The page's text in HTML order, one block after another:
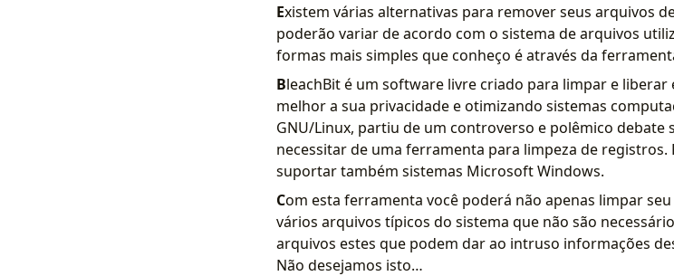
Existem várias alternativas para remover seus arquivos
poderão variar de acordo com o sistema de arquivos
formas mais simples que conheço é através da
BleachBit é um software livre criado para limpar e liberar
melhor a sua privacidade e otimizando sistemas
GNU/Linux, partiu de um controverso e polêmico debate
necessitar de uma ferramenta para limpeza de
suportar também sistemas Microsoft Windows.
Com esta ferramenta você poderá não apenas limpar
vários arquivos típicos do sistema que não são
arquivos estes que podem dar ao intruso informações
Não desejamos isto…